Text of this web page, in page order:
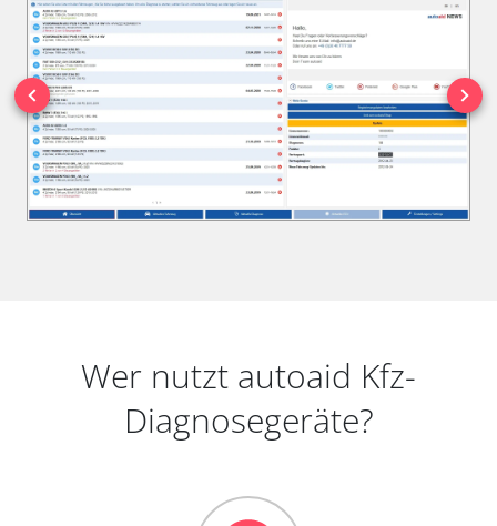
Wer nutzt autoaid Kfz-
Diagnosegeräte?